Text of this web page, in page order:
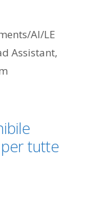
AI/LE
Assistant,
tutte